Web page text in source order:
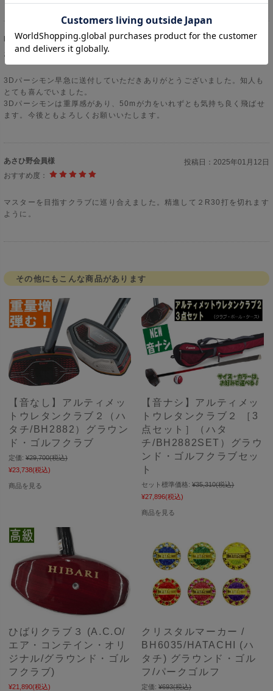
H.kazjunari様 投稿日：2025年04月26日
おすすめ度：
3Dパーシモン早急に送付していただきありがとうございました。知人も
とても喜んでいました。
3Dパーシモンは重厚感があり、50mが力をいれずとも気持ち良く飛ばせ
ます。今後ともよろしくお願いいたします。
あさひ野会員様 投稿日： 2025年01月12日
おすすめ度：
マスターを目指すクラブに巡り合えました。精進して２R30打を切れます
ように。
その他にもこんな商品があります
【音なし】アルティメッ
トウレタンクラブ２（ハ
タチ/BH2882）グラウン
ド・ゴルフクラブ
定価: ¥29,700(税込)
¥23,738(税込)
商品を見る
【音ナシ】アルティメッ
トウレタンクラブ２ ［3
点セット］（ハタ
チ/BH2882SET）グラウ
ンド・ゴルフクラブセッ
ト
セット標準価格: ¥35,310(税込)
¥27,896(税込)
商品を見る
ひばりクラブ３ (A.C.O/
エア・コンテイン・オリ
ジナル/グラウンド・ゴル
フクラブ)
¥21,890(税込)
クリスタルマーカー /
BH6035/HATACHI (ハ
タチ) グラウンド・ゴル
フ/パークゴルフ
定価: ¥693(税込)